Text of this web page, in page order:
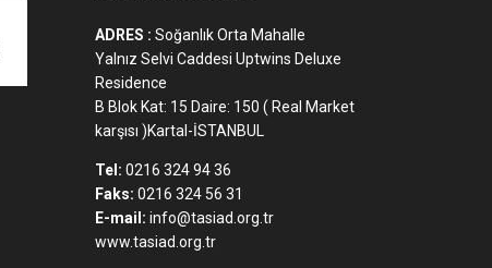
ADRES : Soğanlık Orta Mahalle
Yalnız Selvi Caddesi Uptwins Deluxe
Residence
B Blok Kat: 15 Daire: 150 ( Real Market
karşısı )Kartal-İSTANBUL
Tel: 0216 324 94 36
Faks: 0216 324 56 31
E-mail: info@tasiad.org.tr
www.tasiad.org.tr